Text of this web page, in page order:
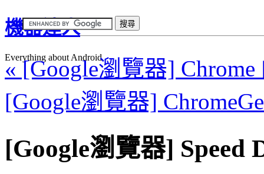
機器達人
Everything about Android
« [Google瀏覽器]
[Google瀏覽器]
[Google瀏覽器] Speed